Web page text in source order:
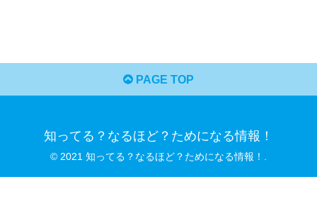
PAGE TOP
知ってる？なるほど？ためになる情報！
© 2021 知ってる？なるほど？ためになる情報！.